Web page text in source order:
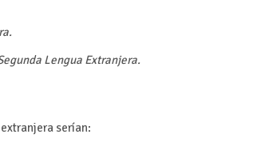
Lengua Extranjera.
serían: